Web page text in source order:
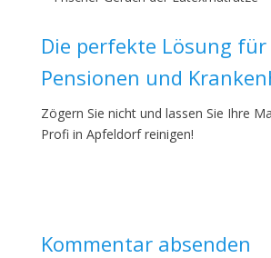
Die perfekte Lösung für
Pensionen und
Zögern Sie nicht und lassen Sie Ihre
Profi in Apfeldorf reinigen!
Kommentar absenden